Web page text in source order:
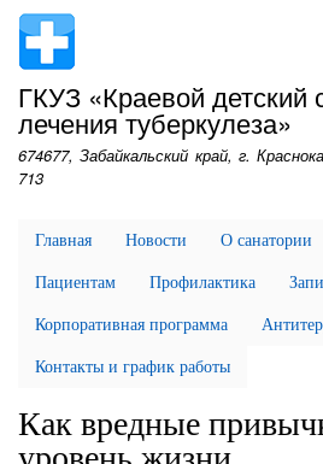
ГКУЗ «Краевой детский
лечения туберкулеза»
674677, Забайкальский край, г.
713
Главная Новости О санатории
Пациентам
Профилактика
Корпоративная программа
Контакты и график работы
Как вредные